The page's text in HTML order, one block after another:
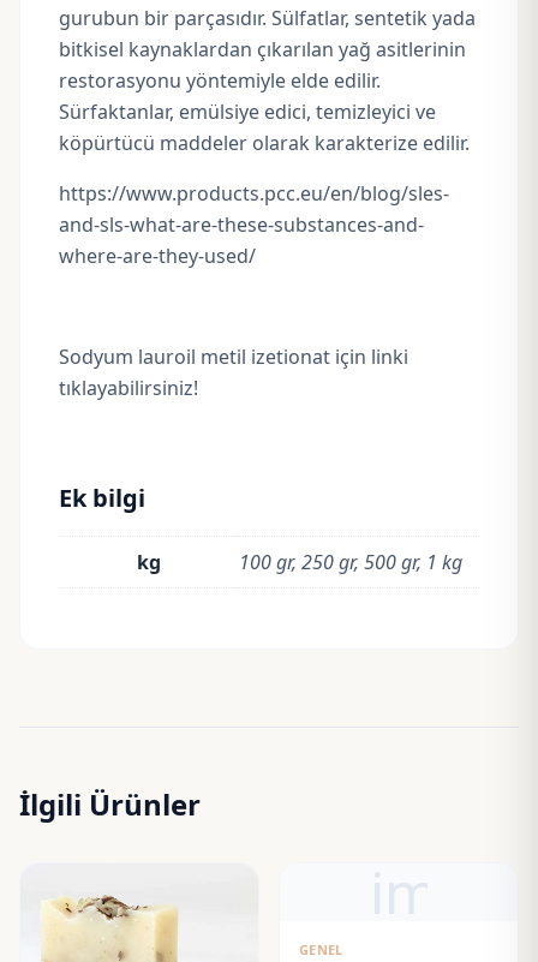
gurubun bir parçasıdır. Sülfatlar, sentetik yada
bitkisel kaynaklardan çıkarılan yağ asitlerinin
restorasyonu yöntemiyle elde edilir.
Sürfaktanlar, emülsiye edici, temizleyici ve
köpürtücü maddeler olarak karakterize edilir.
https://www.products.pcc.eu/en/blog/sles-
and-sls-what-are-these-substances-and-
where-are-they-used/
Sodyum lauroil metil izetionat için linki
tıklayabilirsiniz!
Ek bilgi
kg 100 gr, 250 gr, 500 gr, 1 kg
İlgili Ürünler
GENEL